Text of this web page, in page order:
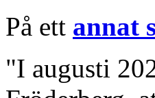
På ett annat
"I augusti